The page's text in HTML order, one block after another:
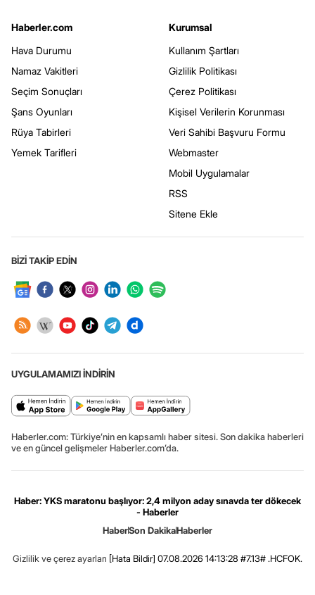
Haberler.com
Hava Durumu
Namaz Vakitleri
Seçim Sonuçları
Şans Oyunları
Rüya Tabirleri
Yemek Tarifleri
Kurumsal
Kullanım Şartları
Gizlilik Politikası
Çerez Politikası
Kişisel Verilerin Korunması
Veri Sahibi Başvuru Formu
Webmaster
Mobil Uygulamalar
RSS
Sitene Ekle
BİZİ TAKİP EDİN
UYGULAMAMIZI İNDİRİN
Haberler.com: Türkiye’nin en kapsamlı haber sitesi. Son dakika haberleri
ve en güncel gelişmeler Haberler.com’da.
Haber: YKS maratonu başlıyor: 2,4 milyon aday sınavda ter dökecek
- Haberler
HaberSon DakikaHaberler
Gizlilik ve çerez ayarları [Hata Bildir] 07.08.2026 14:13:28 #7.13# .HCFOK.